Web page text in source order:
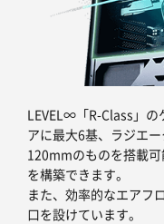
LEVEL∞「R-Class」の
アに最大6基、ラジエ
120mmのものを搭載
を構築できます。
また、効率的なエアフ
口を設けています。